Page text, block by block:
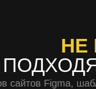
НЕ
сайтов Figma,